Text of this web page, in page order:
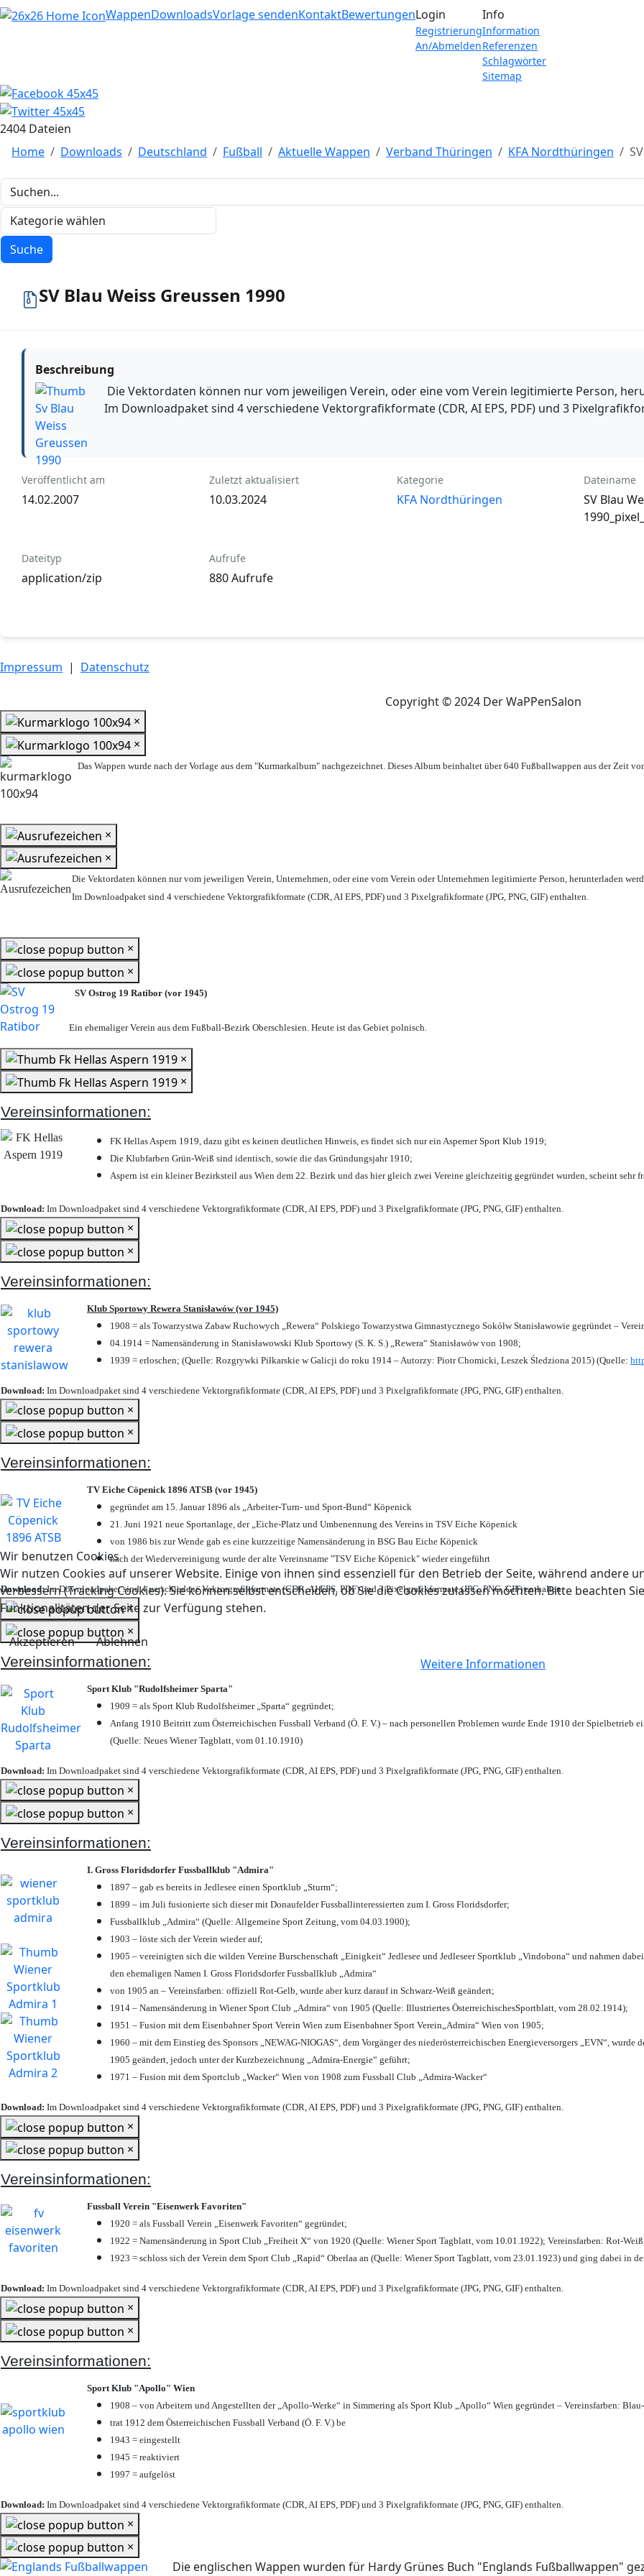
Home
WappenDownloadsVorlage sendenKontaktBewertungenLogin
Registrierung
An/Abmelden
Info
Information
Referenzen
Schlagwörter
Sitemap
2404 Dateien
Home
Downloads Deutschland Fußball Aktuelle Wappen Verband Thüringen KFA Nordthüringen
SV Blau Weiss Greussen 1990
Beschreibung
Die Vektordaten können nur vom jeweiligen Verein, oder eine vom Verein legitimierte Person,
Im Downloadpaket sind 4 verschiedene Vektorgrafikformate (CDR, AI EPS, PDF) und 3
Veröffentlicht am
14.02.2007
Zuletzt aktualisiert
10.03.2024
Kategorie
KFA Nordthüringen
Dateiname
SV Blau
Dateityp
application/zip
Aufrufe
880 Aufrufe
Impressum | Datenschutz
Copyright © 2024 Der WaPPenSalon
Wir benutzen Cookies
Wir nutzen Cookies auf unserer Website. Einige von ihnen sind essenziell für den Betrieb der Seite, während andere
verbessern (Tracking Cookies). Sie können selbst entscheiden, ob Sie die Cookies zulassen möchten. Bitte beachten
Funktionalitäten der Seite zur Verfügung stehen.
Akzeptieren
Ablehnen
Weitere Informationen
×
×
Das Wappen wurde nach der Vorlage aus dem "Kurmarkalbum" nachgezeichnet. Dieses Album beinhaltet über 640 Fußballwappen aus der Zeit
×
×
Die Vektordaten können nur vom jeweiligen Verein, Unternehmen, oder eine vom Verein oder Unternehmen legitimierte Person, herunterladen
Im Downloadpaket sind 4 verschiedene Vektorgrafikformate (CDR, AI EPS, PDF) und 3 Pixelgrafikformate (JPG, PNG, GIF) enthalten.
×
×
SV Ostrog 19 Ratibor (vor 1945)
Ein ehemaliger Verein aus dem Fußball-Bezirk Oberschlesien. Heute ist das Gebiet polnisch.
×
×
Vereinsinformationen:
FK Hellas Aspern 1919, dazu gibt es keinen deutlichen Hinweis, es findet sich nur ein Asperner Sport Klub 1919;
Die Klubfarben Grün-Weiß sind identisch, sowie die das Gründungsjahr 1910;
Aspern ist ein kleiner Bezirksteil aus Wien dem 22. Bezirk und das hier gleich zwei Vereine gleichzeitig gegründet wurden, scheint sehr
Download: Im Downloadpaket sind 4 verschiedene Vektorgrafikformate (CDR, AI EPS, PDF) und 3 Pixelgrafikformate (JPG, PNG, GIF) enthalten.
×
×
Vereinsinformationen:
Klub Sportowy Rewera Stanisławów (vor 1945)
1908 = als Towarzystwa Zabaw Ruchowych „Rewera“ Polskiego Towarzystwa Gimnastycznego Sokółw Stanisławowie gegründet –
04.1914 = Namensänderung in Stanisławowski Klub Sportowy (S. K. S.) „Rewera“ Stanisławów von 1908;
1939 = erloschen; (Quelle: Rozgrywki Piłkarskie w Galicji do roku 1914 – Autorzy: Piotr Chomicki, Leszek Śledziona 2015) (Quelle:
Download: Im Downloadpaket sind 4 verschiedene Vektorgrafikformate (CDR, AI EPS, PDF) und 3 Pixelgrafikformate (JPG, PNG, GIF) enthalten.
×
×
Vereinsinformationen:
TV Eiche Cöpenick 1896 ATSB (vor 1945)
gegründet am 15. Januar 1896 als „Arbeiter-Turn- und Sport-Bund“ Köpenick
21. Juni 1921 neue Sportanlage, der „Eiche-Platz und Umbenennung des Vereins in TSV Eiche Köpenick
von 1986 bis zur Wende gab es eine kurzzeitige Namensänderung in BSG Bau Eiche Köpenick
nach der Wiedervereinigung wurde der alte Vereinsname "TSV Eiche Köpenick" wieder eingeführt
Download:Im Downloadpaket sind 4 verschiedene Vektorgrafikformate (CDR, AI EPS, PDF) und 3 Pixelgrafikformate (JPG, PNG, GIF) enthalten.
×
×
Vereinsinformationen:
Sport Klub "Rudolfsheimer Sparta"
1909 = als Sport Klub Rudolfsheimer „Sparta“ gegründet;
Anfang 1910 Beitritt zum Österreichischen Fussball Verband (Ö. F. V.) – nach personellen Problemen wurde Ende 1910 der
(Quelle: Neues Wiener Tagblatt, vom 01.10.1910)
Download: Im Downloadpaket sind 4 verschiedene Vektorgrafikformate (CDR, AI EPS, PDF) und 3 Pixelgrafikformate (JPG, PNG, GIF) enthalten.
×
×
Vereinsinformationen:
I. Gross Floridsdorfer Fussballklub "Admira"
1897 – gab es bereits in Jedlesee einen Sportklub „Sturm“;
1899 – im Juli fusionierte sich dieser mit Donaufelder Fussballinteressierten zum I. Gross Floridsdorfer;
Fussballklub „Admira“ (Quelle: Allgemeine Sport Zeitung, vom 04.03.1900);
1903 – löste sich der Verein wieder auf;
1905 – vereinigten sich die wilden Vereine Burschenschaft „Einigkeit“ Jedlesee und Jedleseer Sportklub „Vindobona“ und nahmen
den ehemaligen Namen I. Gross Floridsdorfer Fussballklub „Admira“
von 1905 an – Vereinsfarben: offiziell Rot-Gelb, wurde aber kurz darauf in Schwarz-Weiß geändert;
1914 – Namensänderung in Wiener Sport Club „Admira“ von 1905 (Quelle: Illustriertes ÖsterreichischesSportblatt, vom 28.02.1914);
1951 – Fusion mit dem Eisenbahner Sport Verein Wien zum Eisenbahner Sport Verein„Admira“ Wien von 1905;
1960 – mit dem Einstieg des Sponsors „NEWAG-NIOGAS“, dem Vorgänger des niederösterreichischen Energieversorgers „EVN“,
1905 geändert, jedoch unter der Kurzbezeichnung „Admira-Energie“ geführt;
1971 – Fusion mit dem Sportclub „Wacker“ Wien von 1908 zum Fussball Club „Admira-Wacker“
Download: Im Downloadpaket sind 4 verschiedene Vektorgrafikformate (CDR, AI EPS, PDF) und 3 Pixelgrafikformate (JPG, PNG, GIF) enthalten.
×
×
Vereinsinformationen:
Fussball Verein "Eisenwerk Favoriten"
1920 = als Fussball Verein „Eisenwerk Favoriten“ gegründet;
1922 = Namensänderung in Sport Club „Freiheit X“ von 1920 (Quelle: Wiener Sport Tagblatt, vom 10.01.1922); Vereinsfarben: Rot-
1923 = schloss sich der Verein dem Sport Club „Rapid“ Oberlaa an (Quelle: Wiener Sport Tagblatt, vom 23.01.1923) und ging dabei in
Download: Im Downloadpaket sind 4 verschiedene Vektorgrafikformate (CDR, AI EPS, PDF) und 3 Pixelgrafikformate (JPG, PNG, GIF) enthalten.
×
×
Vereinsinformationen:
Sport Klub "Apollo" Wien
1908 – von Arbeitern und Angestellten der „Apollo-Werke“ in Simmering als Sport Klub „Apollo“ Wien gegründet – Vereinsfarben:
trat 1912 dem Österreichischen Fussball Verband (Ö. F. V.) be
1943 = eingestellt
1945 = reaktiviert
1997 = aufgelöst
Download: Im Downloadpaket sind 4 verschiedene Vektorgrafikformate (CDR, AI EPS, PDF) und 3 Pixelgrafikformate (JPG, PNG, GIF) enthalten.
×
×
Die englischen Wappen wurden für Hardy Grünes Buch "Englands Fußballwappen"